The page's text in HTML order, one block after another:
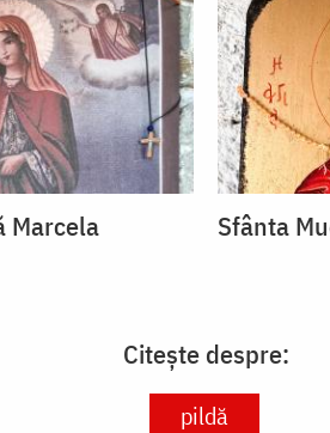
Marcela Sfânta
Citește despre:
pildă